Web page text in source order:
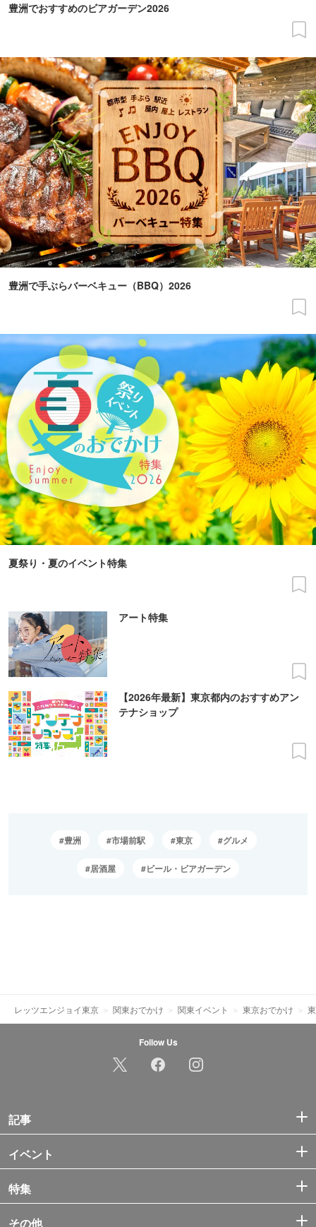
豊洲でおすすめのビアガーデン2026
豊洲で手ぶらバーベキュー（BBQ）2026
夏祭り・夏のイベント特集
アート特集
【2026年最新】東京都内のおすすめアン
テナショップ
豊洲 市場前駅 東京 グルメ
居酒屋 ビール・ビアガーデン
レッツエンジョイ東京 関東おでかけ 関東イベント 東京おでかけ
Follow Us
記事
イベント
特集
その他